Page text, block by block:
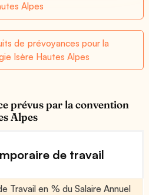
Alpes
de prévoyances pour la
Isère Hautes Alpes
prévus par la convention
Alpes
de travail
Travail en % du Salaire Annuel